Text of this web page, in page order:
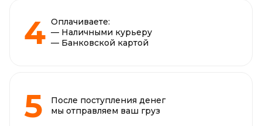
Оплачиваете:
— Наличными курьеру
— Банковской картой
После поступления денег
мы отправляем ваш груз